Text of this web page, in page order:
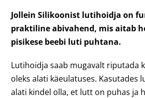
Jollein Silikoonist lutihoidja on
praktiline abivahend, mis aitab
pisikese beebi luti puhtana.
Lutihoidja saab mugavalt riputada
oleks alati käeulatuses. Kasutades
alati kindel olla, et lutt on puhas ja